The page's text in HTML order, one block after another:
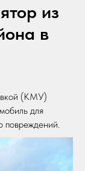
из
в
(КМУ)
для
повреждений.